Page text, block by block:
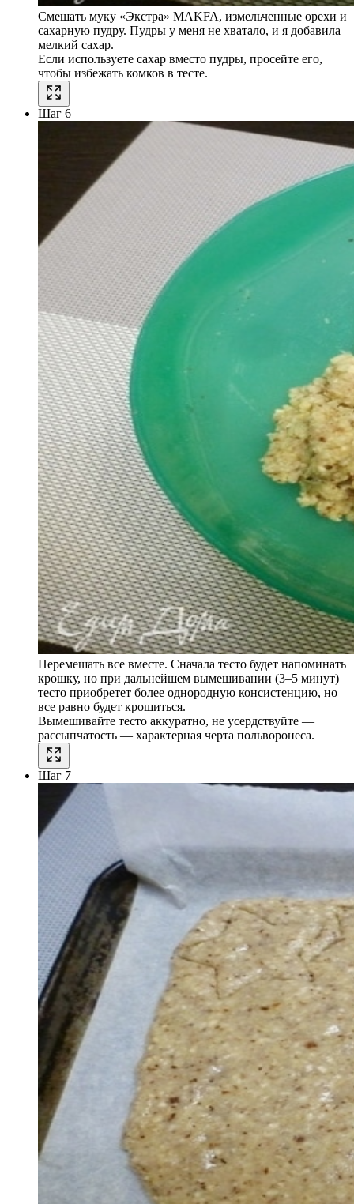
Смешать муку «Экстра» MAKFA, измельченные орехи и
сахарную пудру. Пудры у меня не хватало, и я добавила
мелкий сахар.
Если используете сахар вместо пудры, просейте его,
чтобы избежать комков в тесте.
Шаг 6
Перемешать все вместе. Сначала тесто будет напоминать
крошку, но при дальнейшем вымешивании (3–5 минут)
тесто приобретет более однородную консистенцию, но
все равно будет крошиться.
Вымешивайте тесто аккуратно, не усердствуйте —
рассыпчатость — характерная черта польворонеса.
Шаг 7